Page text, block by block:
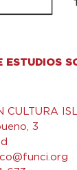
ESTUDIOS
CULTURA
3